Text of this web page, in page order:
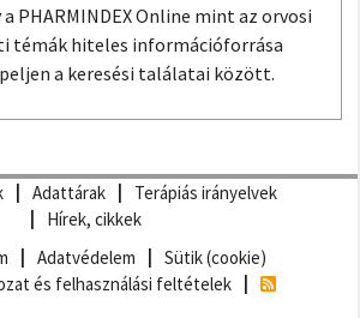
PHARMINDEX Online mint az orvosi
témák hiteles információforrása
a keresési találatai között.
Adattárak
Terápiás irányelvek
Hírek, cikkek
Adatvédelem
Sütik (cookie)
és felhasználási feltételek